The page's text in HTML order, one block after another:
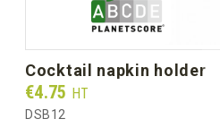
cocktail napkin holder
Prix
€4.75 HT
DSB12